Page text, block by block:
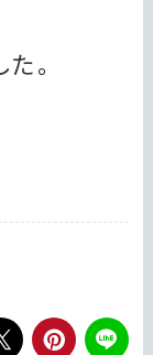
。